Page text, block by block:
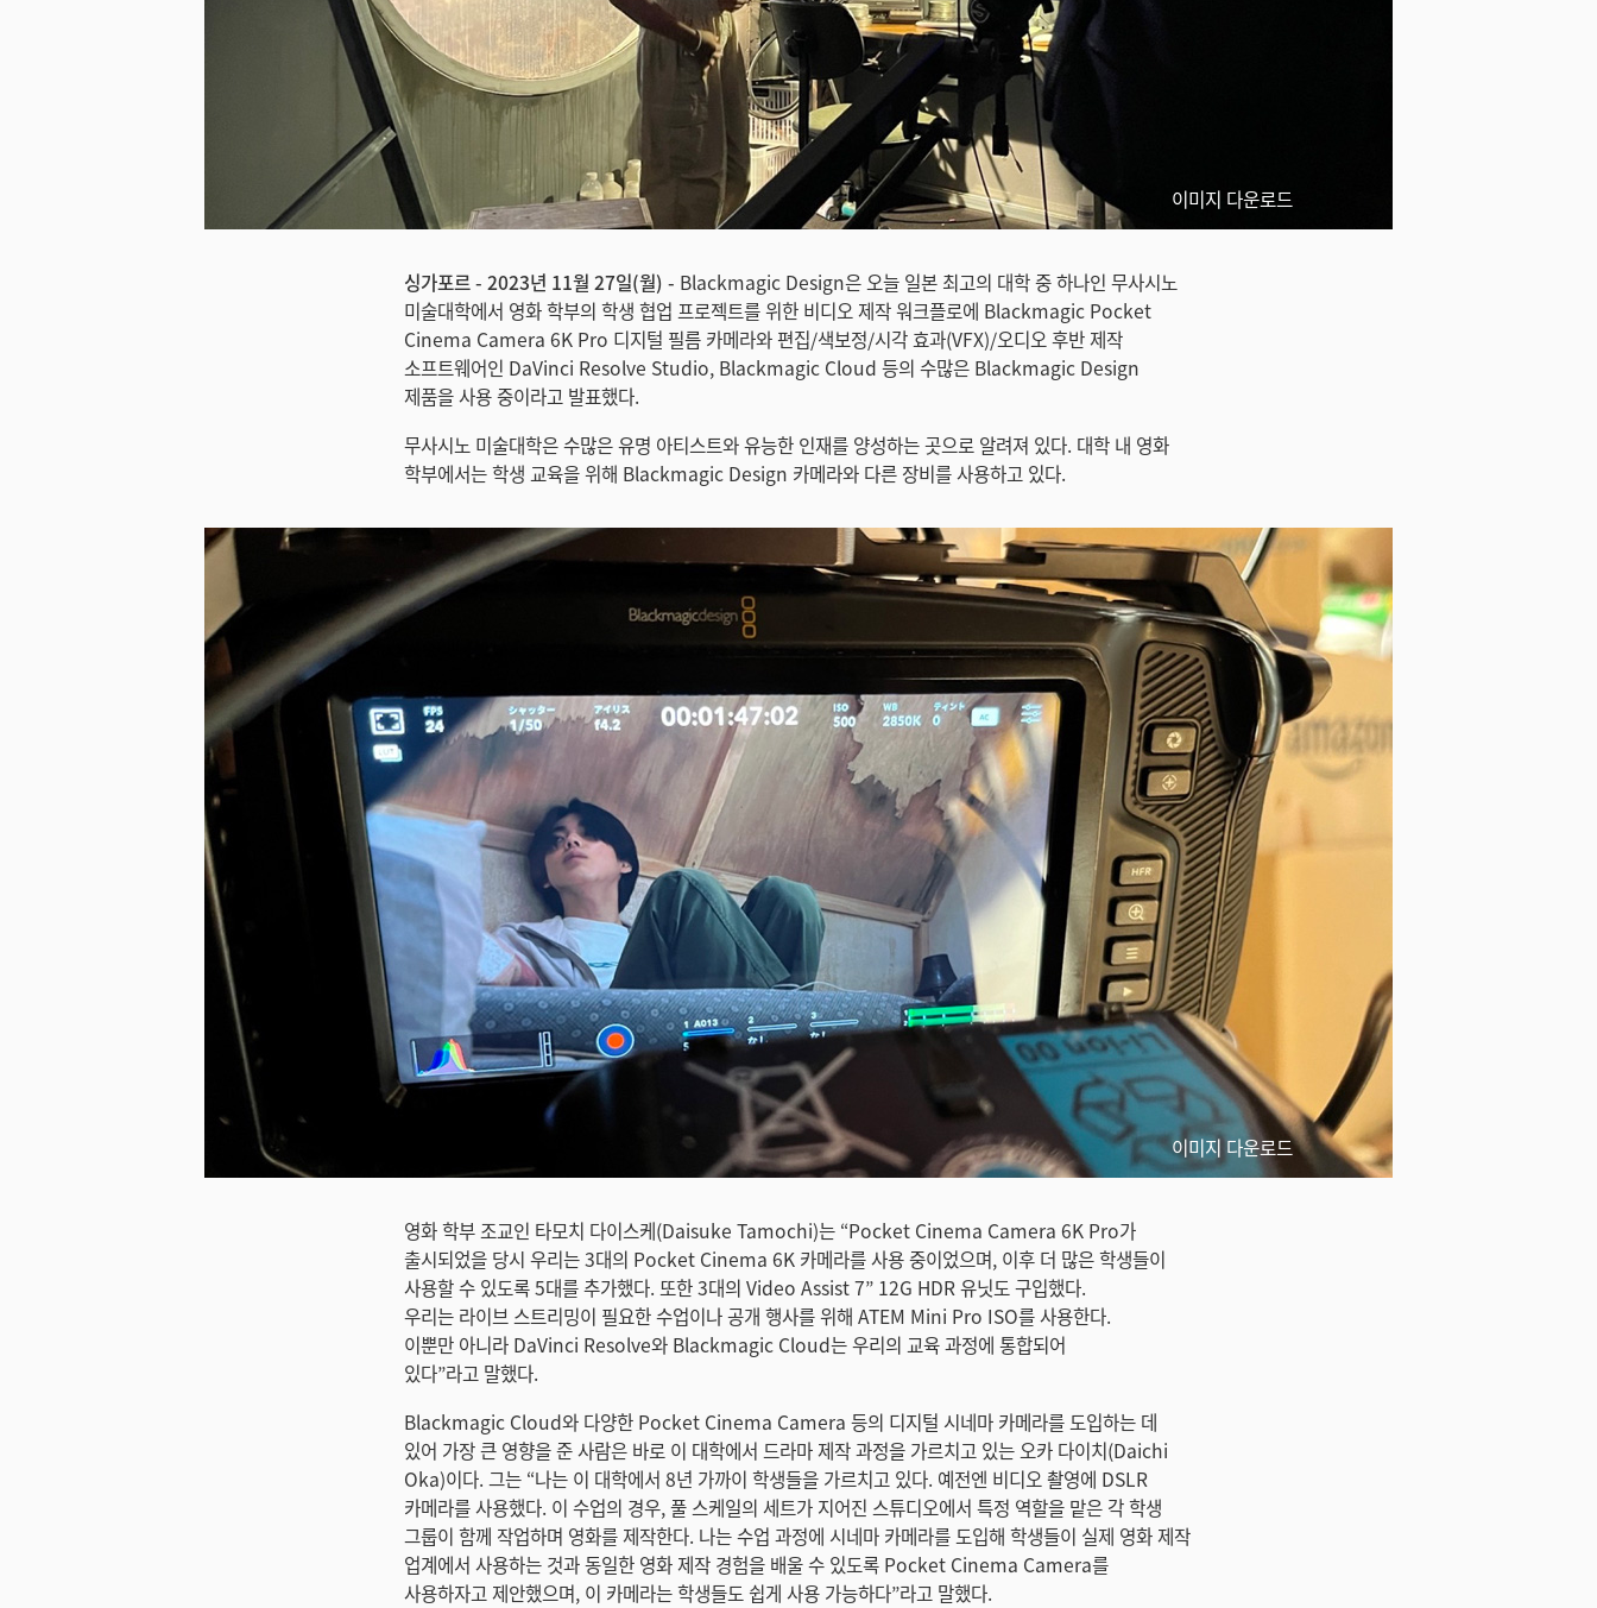
이미지 다운로드
싱가포르 - 2023년 11월 27일(월) - Blackmagic Design은 오늘 일본 최고의 대학 중 하나인 무사시노
미술대학에서 영화 학부의 학생 협업 프로젝트를 위한 비디오 제작 워크플로에 Blackmagic Pocket
Cinema Camera 6K Pro 디지털 필름 카메라와 편집/색보정/시각 효과(VFX)/오디오 후반 제작
소프트웨어인 DaVinci Resolve Studio, Blackmagic Cloud 등의 수많은 Blackmagic Design
제품을 사용 중이라고 발표했다.
무사시노 미술대학은 수많은 유명 아티스트와 유능한 인재를 양성하는 곳으로 알려져 있다. 대학 내 영화
학부에서는 학생 교육을 위해 Blackmagic Design 카메라와 다른 장비를 사용하고 있다.
이미지 다운로드
영화 학부 조교인 타모치 다이스케(Daisuke Tamochi)는 “Pocket Cinema Camera 6K Pro가
출시되었을 당시 우리는 3대의 Pocket Cinema 6K 카메라를 사용 중이었으며, 이후 더 많은 학생들이
사용할 수 있도록 5대를 추가했다. 또한 3대의 Video Assist 7” 12G HDR 유닛도 구입했다.
우리는 라이브 스트리밍이 필요한 수업이나 공개 행사를 위해 ATEM Mini Pro ISO를 사용한다.
이뿐만 아니라 DaVinci Resolve와 Blackmagic Cloud는 우리의 교육 과정에 통합되어
있다”라고 말했다.
Blackmagic Cloud와 다양한 Pocket Cinema Camera 등의 디지털 시네마 카메라를 도입하는 데
있어 가장 큰 영향을 준 사람은 바로 이 대학에서 드라마 제작 과정을 가르치고 있는 오카 다이치(Daichi
Oka)이다. 그는 “나는 이 대학에서 8년 가까이 학생들을 가르치고 있다. 예전엔 비디오 촬영에 DSLR
카메라를 사용했다. 이 수업의 경우, 풀 스케일의 세트가 지어진 스튜디오에서 특정 역할을 맡은 각 학생
그룹이 함께 작업하며 영화를 제작한다. 나는 수업 과정에 시네마 카메라를 도입해 학생들이 실제 영화 제작
업계에서 사용하는 것과 동일한 영화 제작 경험을 배울 수 있도록 Pocket Cinema Camera를
사용하자고 제안했으며, 이 카메라는 학생들도 쉽게 사용 가능하다”라고 말했다.